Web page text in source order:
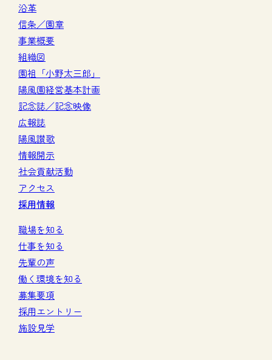
沿革
信条／園章
事業概要
組織図
園祖「小野太三郎」
陽風園経営基本計画
記念誌／記念映像
広報誌
陽風讃歌
情報開示
社会貢献活動
アクセス
採用情報
職場を知る
仕事を知る
先輩の声
働く環境を知る
募集要項
採用エントリー
施設見学